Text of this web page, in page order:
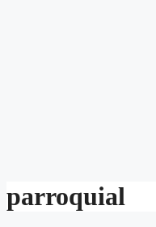
parroquial